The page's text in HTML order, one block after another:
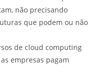
não precisando
que podem ou não
de cloud computing
empresas pagam